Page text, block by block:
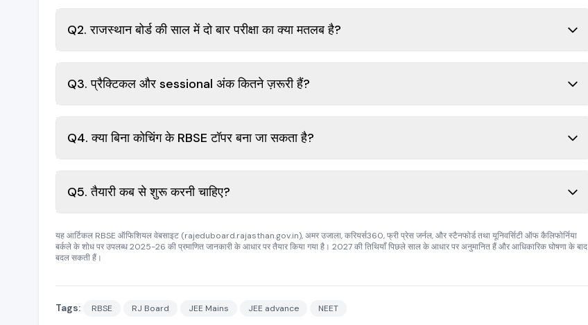
Q2. राजस्थान बोर्ड की साल में दो बार परीक्षा का क्या मतलब है?
Q3. प्रैक्टिकल और sessional अंक कितने ज़रूरी हैं?
Q4. क्या बिना कोचिंग के RBSE टॉपर बना जा सकता है?
Q5. तैयारी कब से शुरू करनी चाहिए?
यह आर्टिकल RBSE ऑफिशियल वेबसाइट (rajeduboard.rajasthan.gov.in), अमर उजाला, करियर्स360, फ्री प्रेस जर्नल, और स्टैनफोर्ड तथा यूनिवर्सिटी ऑफ कैलिफोर्निया
बर्कले के शोध पर उपलब्ध 2025-26 की प्रमाणित जानकारी के आधार पर तैयार किया गया है। 2027 की तिथियाँ पिछले साल के आधार पर अनुमानित हैं और आधिकारिक घोषणा के बाद
बदल सकती हैं।
Tags: RBSE RJ Board JEE Mains JEE advance NEET